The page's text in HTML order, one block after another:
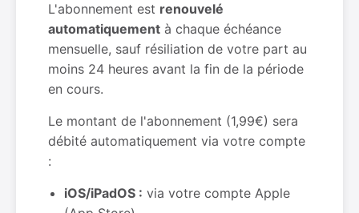
L'abonnement est renouvelé
automatiquement à chaque échéance
mensuelle, sauf résiliation de votre part au
moins 24 heures avant la fin de la période
en cours.
Le montant de l'abonnement (1,99€) sera
débité automatiquement via votre compte
:
iOS/iPadOS : via votre compte Apple